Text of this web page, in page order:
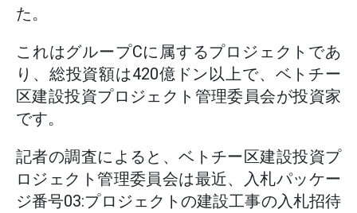
た。
これはグループCに属するプロジェクトであ
り、総投資額は420億ドン以上で、ベトチー
区建設投資プロジェクト管理委員会が投資家
です。
記者の調査によると、ベトチー区建設投資プ
ロジェクト管理委員会は最近、入札パッケー
ジ番号03:プロジェクトの建設工事の入札招待